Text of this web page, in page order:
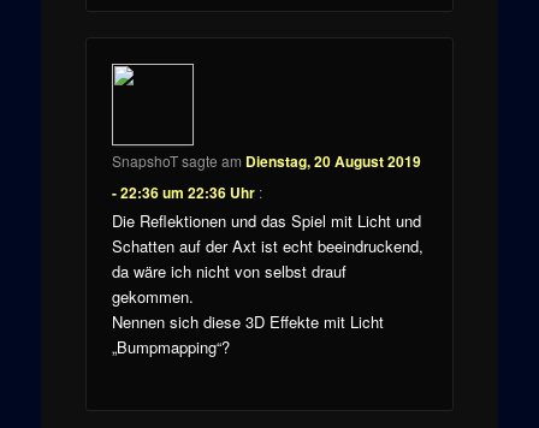
SnapshoTsagte am Dienstag, 20 August 2019
- 22:36 um 22:36 Uhr :
Die Reflektionen und das Spiel mit Licht und
Schatten auf der Axt ist echt beeindruckend,
da wäre ich nicht von selbst drauf
gekommen.
Nennen sich diese 3D Effekte mit Licht
„Bumpmapping“?